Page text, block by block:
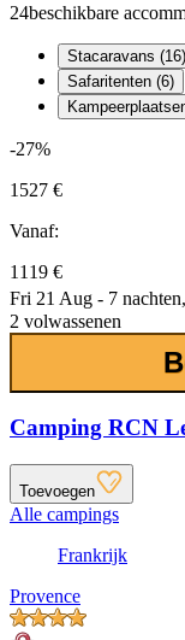
24beschikbare
Stacaravans (16)
Safaritenten (6)
-27%
1527 €
Vanaf:
1119 €
Fri 21 Aug - 7 nachten,
2 volwassenen
Camping RCN
Toevoegen
Alle campings
Frankrijk
Provence